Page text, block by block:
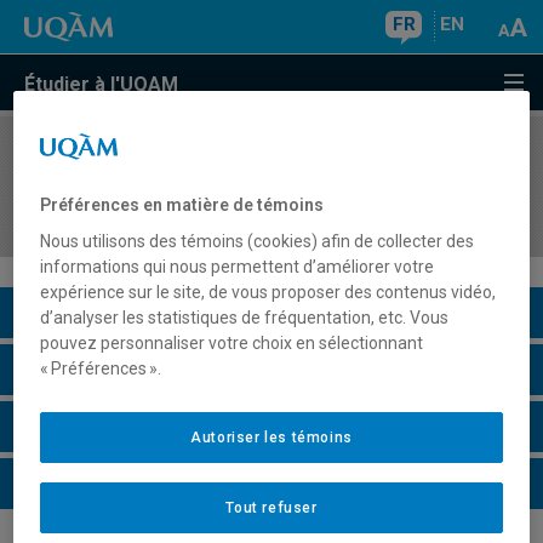
FR EN
Étudier à l'UQAM
COURS//
productions culturelles
Description du cours
Horaire - Été 2026
Horaire - Automne 2026
Horaire - Hiver 2027
Préférences en matière de témoins
Nous utilisons des témoins (cookies) afin de collecter des
informations qui nous permettent d’améliorer votre
expérience sur le site, de vous proposer des contenus vidéo,
d’analyser les statistiques de fréquentation, etc. Vous
pouvez personnaliser votre choix en sélectionnant
« Préférences ».
Tout refuser
Autoriser les témoins